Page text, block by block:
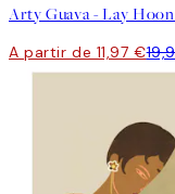
A partir de 11,97 €